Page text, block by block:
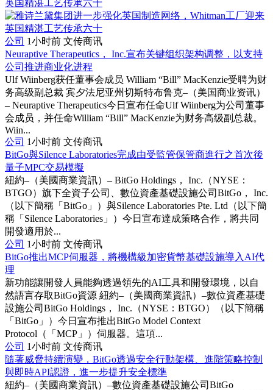
公司 1小时前 文传商讯
Neuraptive Therapeutics， Inc.宣布关键组织架构调整，以支持
公司推进商业化进程
Ulf Wiinberg获任董事会成员 William “Bill” MacKenzie受聘为财
务高级副总裁 宾夕法尼亚州切斯特布鲁克–（美国商业资讯）
– Neuraptive Therapeutics今日宣布任命Ulf Wiinberg为公司董事
会成员，并任命William “Bill” MacKenzie为财务高级副总裁。
Wiin...
公司 1小时前 文传商讯
BitGo與Silence Laboratories完成由受監管保管商進行之首次後
量子MPC交易模擬
紐約–（美國商業資訊）– BitGo Holdings， Inc.（NYSE：
BTGO）旗下全資子公司、數位資產基礎設施公司BitGo， Inc.
（以下簡稱「BitGo」）與Silence Laboratories Pte. Ltd（以下簡
稱「Silence Laboratories」）今日宣布達成策略合作，將共同
開發適用於...
公司 1小时前 文传商讯
BitGo推出MCP伺服器，將機構級加密貨幣基礎設施導入AI代
理
新功能讓開發人員能夠透過領先的AI工具和開發環境，以自
然語言存取BitGo資源 紐約–（美國商業資訊）–數位資產基礎
設施公司BitGo Holdings， Inc.（NYSE：BTGO）（以下簡稱
「BitGo」）今日宣布推出BitGo Model Context
Protocol（「MCP」）伺服器。這項...
公司 1小时前 文传商讯
隨著威脅持續演變，BitGo透過安全行動架構、進階策略控制
與即時API認證，進一步提升安全標準
紐約–（美國商業資訊）–數位資產基礎設施公司BitGo